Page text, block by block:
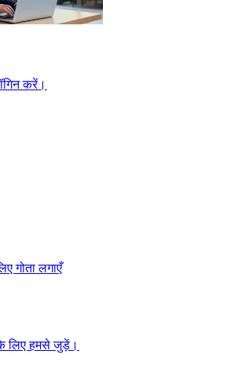
करें।​​
गोता लगाएँ​​
लिए हमसे जुड़ें।​​